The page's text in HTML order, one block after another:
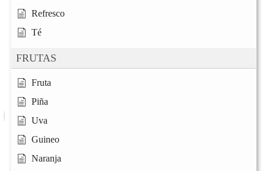
Refresco
Té
FRUTAS
Fruta
Piña
Uva
Guineo
Naranja